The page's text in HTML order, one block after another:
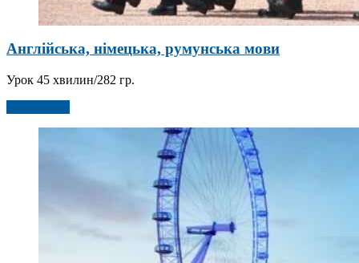
Англійська, німецька, румунська мови
Урок 45 хвилин/282 гр.